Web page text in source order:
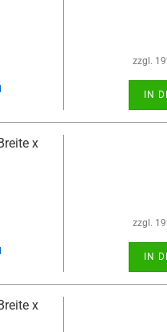
zzgl.
IN
x
zzgl.
IN
x